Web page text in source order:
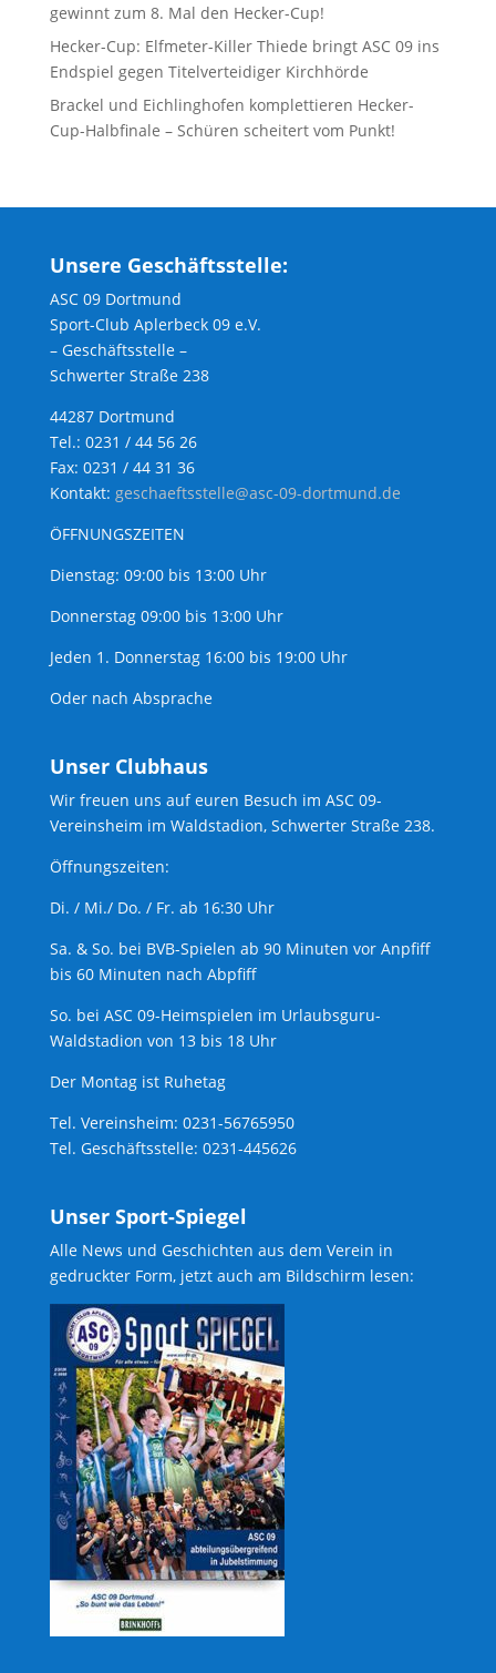
gewinnt zum 8. Mal den Hecker-Cup!
Hecker-Cup: Elfmeter-Killer Thiede bringt ASC 09 ins
Endspiel gegen Titelverteidiger Kirchhörde
Brackel und Eichlinghofen komplettieren Hecker-
Cup-Halbfinale – Schüren scheitert vom Punkt!
Unsere Geschäftsstelle:
ASC 09 Dortmund
Sport-Club Aplerbeck 09 e.V.
– Geschäftsstelle –
Schwerter Straße 238
44287 Dortmund
Tel.: 0231 / 44 56 26
Fax: 0231 / 44 31 36
Kontakt: geschaeftsstelle@asc-09-dortmund.de
ÖFFNUNGSZEITEN
Dienstag: 09:00 bis 13:00 Uhr
Donnerstag 09:00 bis 13:00 Uhr
Jeden 1. Donnerstag 16:00 bis 19:00 Uhr
Oder nach Absprache
Unser Clubhaus
Wir freuen uns auf euren Besuch im ASC 09-
Vereinsheim im Waldstadion, Schwerter Straße 238.
Öffnungszeiten:
Di. / Mi./ Do. / Fr. ab 16:30 Uhr
Sa. & So. bei BVB-Spielen ab 90 Minuten vor Anpfiff
bis 60 Minuten nach Abpfiff
So. bei ASC 09-Heimspielen im Urlaubsguru-
Waldstadion von 13 bis 18 Uhr
Der Montag ist Ruhetag
Tel. Vereinsheim: 0231-56765950
Tel. Geschäftsstelle: 0231-445626
Unser Sport-Spiegel
Alle News und Geschichten aus dem Verein in
gedruckter Form, jetzt auch am Bildschirm lesen: